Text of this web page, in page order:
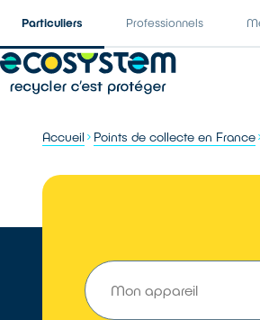
Particuliers Professionnels
Accueil Points de collecte en France